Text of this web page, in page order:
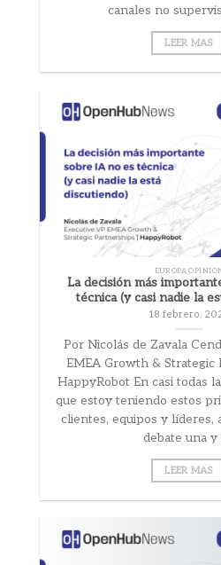
canales no
LEER MAS
EUROPA
La decisión más
técnica (y casi nadie la
18 febrero,
Por Nicolás de Zavala
EMEA Growth &
HappyRobot En casi todas
que estoy teniendo estos
clientes, equipos y líderes,
debate una y
LEER MAS